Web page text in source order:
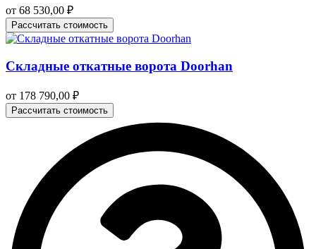
от 68 530,00 ₽
Рассчитать стоимость
Складные откатные ворота Doorhan
от 178 790,00 ₽
Рассчитать стоимость